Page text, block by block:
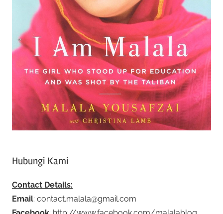
Hubungi Kami
Contact Details:
Email: contact.malala@gmail.com